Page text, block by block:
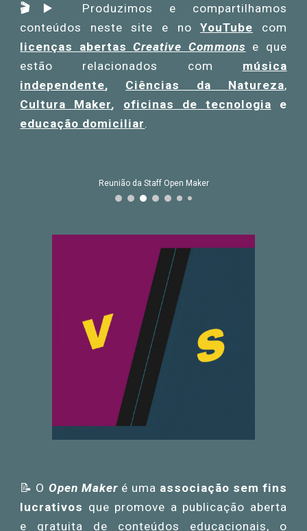
🎬 ▶️
Produzimos e compartilhamos
conteúdos neste site e noYouTube
com
licenças abertas Creative Commons e que
estão
relacionados com música
independente, Ciências da Natureza,
Cultura Maker, oficinas de tecnologia e
educação domiciliar
Reunião com videoconferência
📝 O Open Maker é uma associação sem fins
lucrativos que promove a publicação aberta
e gratuita de conteúdos educacionais, o